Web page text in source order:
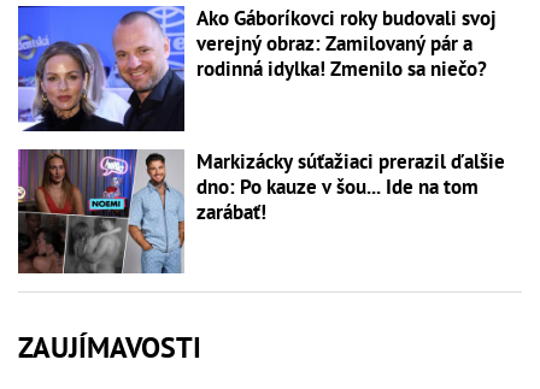
Ako Gáboríkovci roky budovali svoj
verejný obraz: Zamilovaný pár a
rodinná idylka! Zmenilo sa niečo?
Markizácky súťažiaci prerazil ďalšie
dno: Po kauze v šou... Ide na tom
zarábať!
ZAUJÍMAVOSTI